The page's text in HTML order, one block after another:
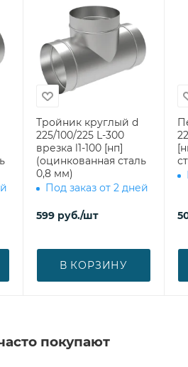
Тройник круглый d
225/100/225 L-300
врезка l1-100 [нп]
(оцинкованная сталь
0,8 мм)
Под заказ от 2 дней
599 руб./шт
В КОРЗИНУ
покупают